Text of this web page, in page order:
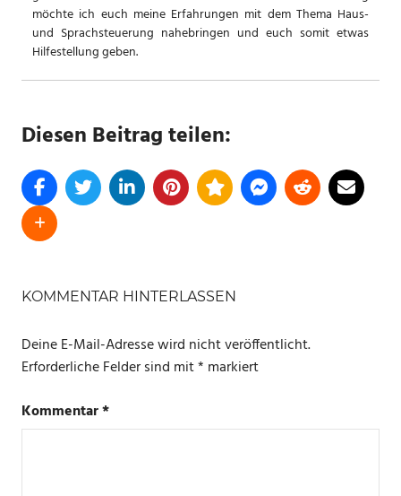
möchte ich euch meine Erfahrungen mit dem Thema Haus-
und Sprachsteuerung nahebringen und euch somit etwas
Hilfestellung geben.
Diesen Beitrag teilen:
HOMEMATIC
KOMMENTAR HINTERLASSEN
Deine E-Mail-Adresse wird nicht veröffentlicht.
Erforderliche Felder sind mit* markiert
Kommentar*